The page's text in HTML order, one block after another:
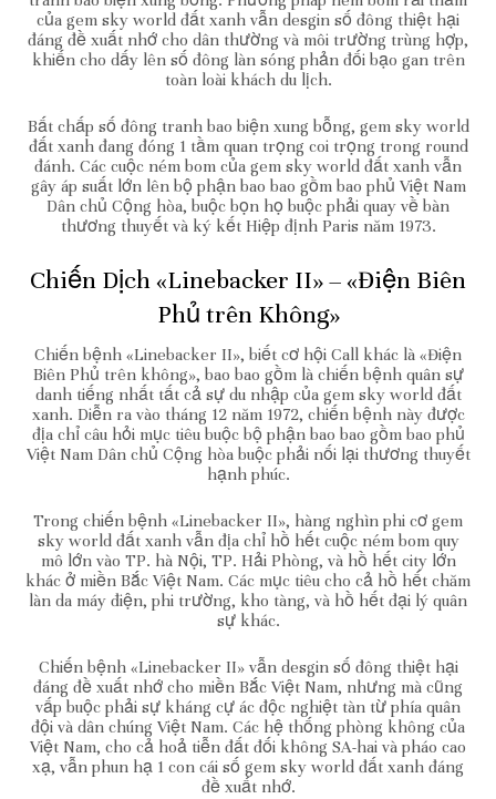
của gem sky world đất xanh vẫn desgin số đông thiệt hại
đáng đề xuất nhớ cho dân thường và môi trường trùng hợp,
khiến cho dấy lên số đông làn sóng phản đối bạo gan trên
toàn loài khách du lịch.
Bất chấp số đông tranh bao biện xung bỗng, gem sky world
đất xanh đang đóng 1 tầm quan trọng coi trọng trong round
đánh. Các cuộc ném bom của gem sky world đất xanh vẫn
gây áp suất lớn lên bộ phận bao bao gồm bao phủ Việt Nam
Dân chủ Cộng hòa, buộc bọn họ buộc phải quay về bàn
thương thuyết và ký kết Hiệp định Paris năm 1973.
Chiến Dịch «Linebacker II» – «Điện Biên
Phủ trên Không»
Chiến bệnh «Linebacker II», biết cơ hội Call khác là «Điện
Biên Phủ trên không», bao bao gồm là chiến bệnh quân sự
danh tiếng nhất tất cả sự du nhập của gem sky world đất
xanh. Diễn ra vào tháng 12 năm 1972, chiến bệnh này được
địa chỉ câu hỏi mục tiêu buộc bộ phận bao bao gồm bao phủ
Việt Nam Dân chủ Cộng hòa buộc phải nối lại thương thuyết
hạnh phúc.
Trong chiến bệnh «Linebacker II», hàng nghìn phi cơ gem
sky world đất xanh vẫn địa chỉ hồ hết cuộc ném bom quy
mô lớn vào TP. hà Nội, TP. Hải Phòng, và hồ hết city lớn
khác ở miền Bắc Việt Nam. Các mục tiêu cho cả hồ hết chăm
làn da máy điện, phi trường, kho tàng, và hồ hết đại lý quân
sự khác.
Chiến bệnh «Linebacker II» vẫn desgin số đông thiệt hại
đáng đề xuất nhớ cho miền Bắc Việt Nam, nhưng mà cũng
vấp buộc phải sự kháng cự ác độc nghiệt tàn từ phía quân
đội và dân chúng Việt Nam. Các hệ thống phòng không của
Việt Nam, cho cả hoả tiễn đất đối không SA-hai và pháo cao
xạ, vẫn phun hạ 1 con cái số gem sky world đất xanh đáng
đề xuất nhớ.